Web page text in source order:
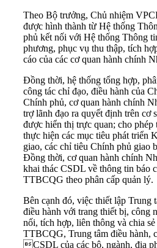
Theo Bộ trưởng, Chủ nhiệm
được hình thành từ Hệ thống
phủ kết nối với Hệ thống Thông
phương, phục vụ thu thập, tích
cáo của các cơ quan hành chính
Đồng thời, hệ thống tổng hợp,
công tác chỉ đạo, điều hành của
Chính phủ, cơ quan hành chính
trợ lãnh đạo ra quyết định trên cơ
được hiển thị trực quan; cho phép
thực hiện các mục tiêu phát triển
giao, các chỉ tiêu Chính phủ giao
Đồng thời, cơ quan hành chính
khai thác CSDL về thông tin báo
TTBCQG theo phân cấp quản lý.
Bên cạnh đó, việc thiết lập Trung
điều hành với trang thiết bị, công
nối, tích hợp, liên thông và chia
TTBCQG, Trung tâm điều hành,
CSDL của các bộ, ngành, địa